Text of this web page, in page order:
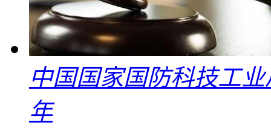
中国国家国防科技工
年